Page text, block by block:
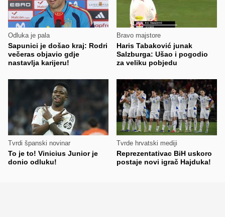
Odluka je pala
Sapunici je došao kraj: Rodri
večeras objavio gdje
nastavlja karijeru!
Bravo majstore
Haris Tabaković junak
Salzburga: Ušao i pogodio
za veliku pobjedu
Tvrdi španski novinar
To je to! Vinicius Junior je
donio odluku!
Tvrde hrvatski mediji
Reprezentativac BiH uskoro
postaje novi igrač Hajduka!